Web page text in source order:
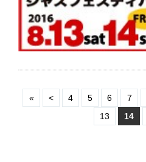
« < 4 5 6 7
13
14